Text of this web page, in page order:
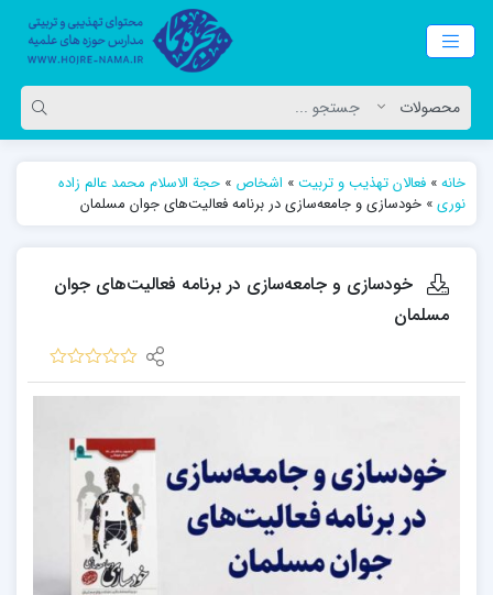
خانه» فعالان تهذیب و تربیت» اشخاص » حجة الاسلام محمد عالم زاده
نوری» خودسازی و جامعه‌سازی در برنامه فعالیت‌های جوان مسلمان
خودسازی و جامعه‌سازی در برنامه فعالیت‌های جوان
مسلمان